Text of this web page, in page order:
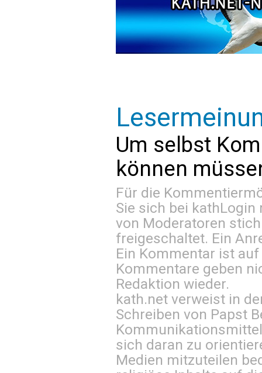
Um selbst
können
Für die
Sie sich bei kathLogin
von Moderatoren
freigeschaltet. Ein
Ein Kommentar ist
Kommentare geben
Redaktion wieder.
kath.net verweist in
Schreiben von Papst
sich daran zu
Medien mitzuteilen